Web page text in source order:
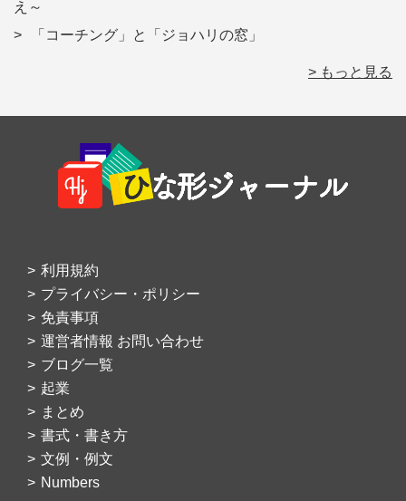
え～
「コーチング」と「ジョハリの窓」
> もっと見る
Footer
利用規約
プライバシー・ポリシー
免責事項
運営者情報 お問い合わせ
ブログ一覧
起業
まとめ
書式・書き方
文例・例文
Numbers